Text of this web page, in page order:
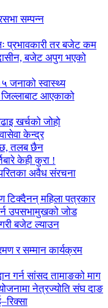
सम्पन्न
प्रभावकारी तर बजेट कम
बजेट अपुग भएको
जनाको स्वास्थ्य
आएकाको
खर्चको जोहो
केन्द्र
छ, तलब छैन
केही कुरा !
अवैध संरचना
टिक्दैनन् महिला पत्रकार
उपसभामुखको जोड
बजेट ल्याउन
र सम्मान कार्यक्रम
गर्न सांसद तामाङको माग
नेत्रज्योति संघ दाङ